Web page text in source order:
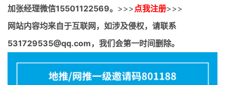
加张经理微信15501122569。 >>> 点我注册>>>
网站内容均来自于互联网，如涉及侵权，请联系
531729535@qq.com，我们会第一时间删除。